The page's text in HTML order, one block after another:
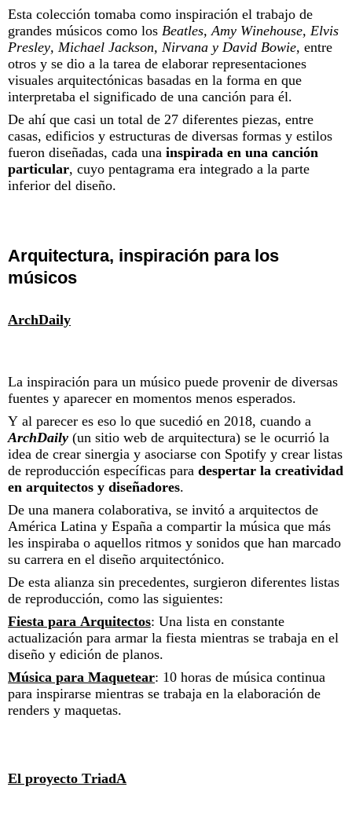
Esta colección tomaba como inspiración el trabajo de
grandes músicos como los Beatles, Amy Winehouse, Elvis
Presley, Michael Jackson, Nirvana y David Bowie, entre
otros y se dio a la tarea de elaborar representaciones
visuales arquitectónicas basadas en la forma en que
interpretaba el significado de una canción para él.
De ahí que casi un total de 27 diferentes piezas, entre
casas, edificios y estructuras de diversas formas y estilos
fueron diseñadas, cada una inspirada en una canción
particular, cuyo pentagrama era integrado a la parte
inferior del diseño.
Arquitectura, inspiración para los
músicos
ArchDaily
La inspiración para un músico puede provenir de diversas
fuentes y aparecer en momentos menos esperados.
Y al parecer es eso lo que sucedió en 2018, cuando a
ArchDaily (un sitio web de arquitectura) se le ocurrió la
idea de crear sinergia y asociarse con Spotify y crear listas
de reproducción específicas para despertar la creatividad
en arquitectos y diseñadores.
De una manera colaborativa, se invitó a arquitectos de
América Latina y España a compartir la música que más
les inspiraba o aquellos ritmos y sonidos que han marcado
su carrera en el diseño arquitectónico.
De esta alianza sin precedentes, surgieron diferentes listas
de reproducción, como las siguientes:
Fiesta para Arquitectos: Una lista en constante
actualización para armar la fiesta mientras se trabaja en el
diseño y edición de planos.
Música para Maquetear: 10 horas de música continua
para inspirarse mientras se trabaja en la elaboración de
renders y maquetas.
El proyecto TriadA